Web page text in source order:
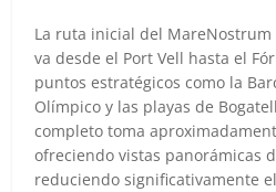
La ruta inicial del
va desde el Port Vell hasta el
puntos estratégicos como la
Olímpico y las playas de
completo toma
ofreciendo vistas panorámicas
reduciendo significativamente